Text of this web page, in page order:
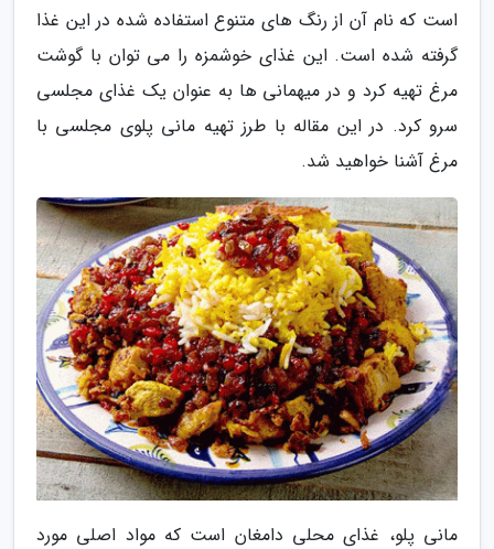
است که نام آن از رنگ های متنوع استفاده شده در این غذا
گرفته شده است. این غذای خوشمزه را می توان با گوشت
مرغ تهیه کرد و در میهمانی ها به عنوان یک غذای مجلسی
سرو کرد. در این مقاله با طرز تهیه مانی پلوی مجلسی با
مرغ آشنا خواهید شد.
مانی پلو، غذای محلی دامغان است که مواد اصلی مورد